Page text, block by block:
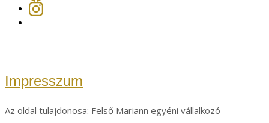
Impresszum
Az oldal tulajdonosa: Felső Mariann egyéni vállalkozó